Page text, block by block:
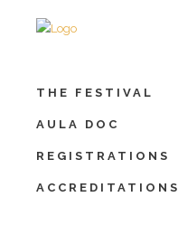
THE FESTIVAL
AULA DOC
REGISTRATIONS
ACCREDITATIONS